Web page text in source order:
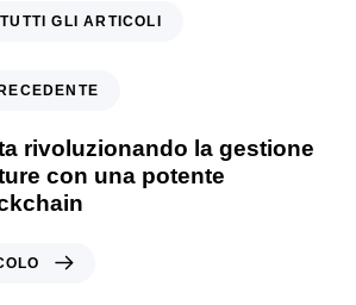
rivoluzionando la gestione
con una potente
GLI ARTICOLI